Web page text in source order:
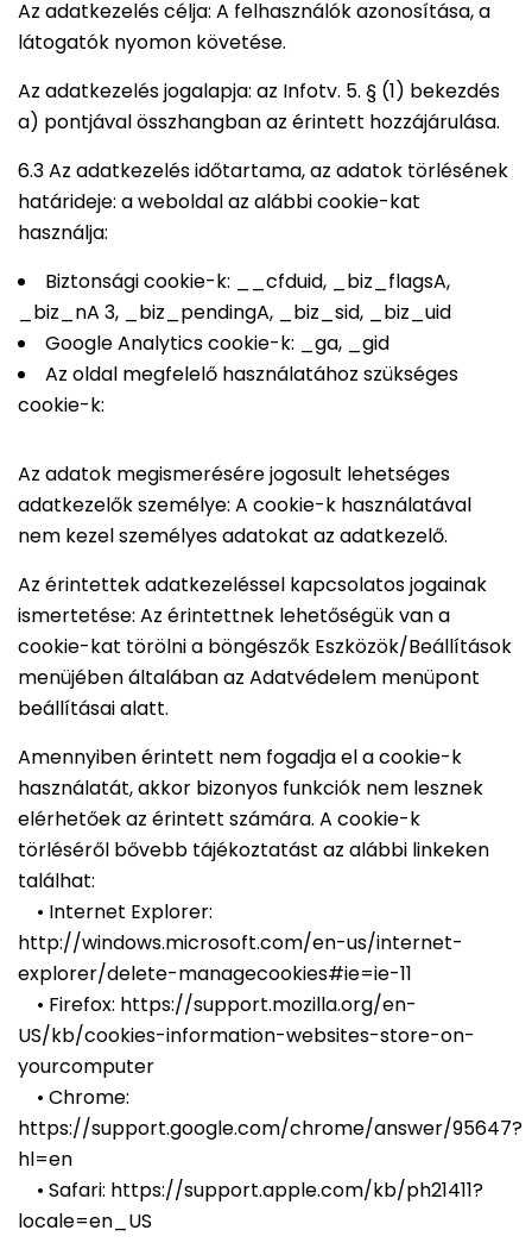
Az adatkezelés célja: A felhasználók azonosítása, a
látogatók nyomon követése.
Az adatkezelés jogalapja: az Infotv. 5. § (1) bekezdés
a) pontjával összhangban az érintett hozzájárulása.
6.3 Az adatkezelés időtartama, az adatok törlésének
határideje: a weboldal az alábbi cookie-kat
használja:
Biztonsági cookie-k: __cfduid, _biz_flagsA,
_biz_nA 3, _biz_pendingA, _biz_sid, _biz_uid
Google Analytics cookie-k: _ga, _gid
Az oldal megfelelő használatához szükséges
cookie-k:
Az adatok megismerésére jogosult lehetséges
adatkezelők személye: A cookie-k használatával
nem kezel személyes adatokat az adatkezelő.
Az érintettek adatkezeléssel kapcsolatos jogainak
ismertetése: Az érintettnek lehetőségük van a
cookie-kat törölni a böngészők Eszközök/Beállítások
menüjében általában az Adatvédelem menüpont
beállításai alatt.
Amennyiben érintett nem fogadja el a cookie-k
használatát, akkor bizonyos funkciók nem lesznek
elérhetőek az érintett számára. A cookie-k
törléséről bővebb tájékoztatást az alábbi linkeken
találhat:
• Internet Explorer:
http://windows.microsoft.com/en-us/internet-
explorer/delete-managecookies#ie=ie-11
• Firefox: https://support.mozilla.org/en-
US/kb/cookies-information-websites-store-on-
yourcomputer
• Chrome:
https://support.google.com/chrome/answer/95647?
hl=en
• Safari: https://support.apple.com/kb/ph21411?
locale=en_US